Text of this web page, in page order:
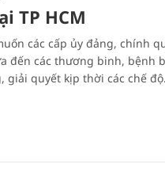
TP HCM
các cấp ủy đảng, chính
đến các thương binh, bệnh
giải quyết kịp thời các chế độ.